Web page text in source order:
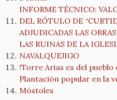
INFORME TÉCNICO:
DEL RÓTULO DE
ADJUDICADAS LAS
LAS RUINAS DE LA
NAVALQUEJIGO
!Torre Arias es del
Plantación popular en la
Móstoles